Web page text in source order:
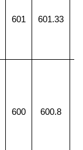
601 601.33
600 600.8